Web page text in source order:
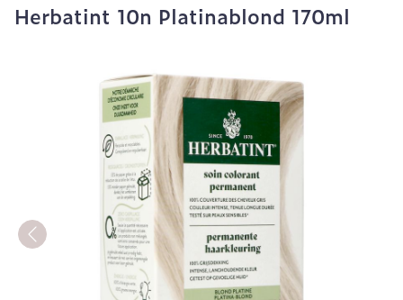
Herbatint 10n Platinablond 170ml